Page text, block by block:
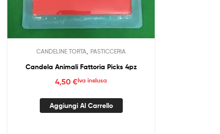
CANDELINE TORTA PASTICCERIA
Candela Animali Fattoria Picks 4pz
4,50 €Iva inclusa
Aggiungi Al Carrello